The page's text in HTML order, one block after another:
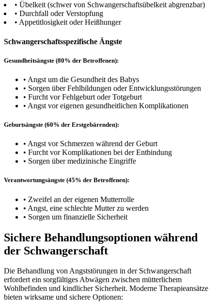
• Übelkeit (schwer von Schwangerschaftsübelkeit abgrenzbar)
• Durchfall oder Verstopfung
• Appetitlosigkeit oder Heißhunger
Schwangerschaftsspezifische Ängste
Gesundheitsängste (80% der Betroffenen):
• Angst um die Gesundheit des Babys
• Sorgen über Fehlbildungen oder Entwicklungsstörungen
• Furcht vor Fehlgeburt oder Totgeburt
• Angst vor eigenen gesundheitlichen Komplikationen
Geburtsängste (60% der Erstgebärenden):
• Angst vor Schmerzen während der Geburt
• Furcht vor Komplikationen bei der Entbindung
• Sorgen über medizinische Eingriffe
Verantwortungsängste (45% der Betroffenen):
• Zweifel an der eigenen Mutterrolle
• Angst, eine schlechte Mutter zu werden
• Sorgen um finanzielle Sicherheit
Sichere Behandlungsoptionen während
der Schwangerschaft
Die Behandlung von Angststörungen in der Schwangerschaft
erfordert ein sorgfältiges Abwägen zwischen mütterlichem
Wohlbefinden und kindlicher Sicherheit. Moderne Therapieansätze
bieten wirksame und sichere Optionen: